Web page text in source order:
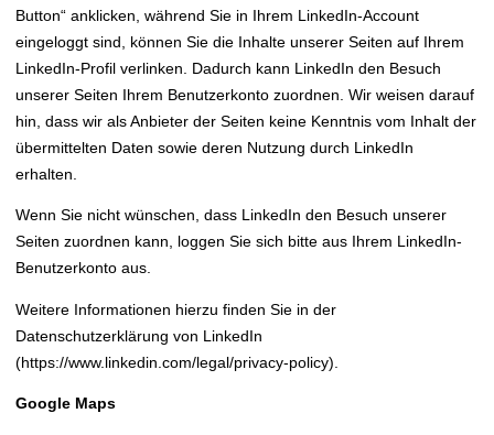
Button“ anklicken, während Sie in Ihrem LinkedIn-Account
eingeloggt sind, können Sie die Inhalte unserer Seiten auf Ihrem
LinkedIn-Profil verlinken. Dadurch kann LinkedIn den Besuch
unserer Seiten Ihrem Benutzerkonto zuordnen. Wir weisen darauf
hin, dass wir als Anbieter der Seiten keine Kenntnis vom Inhalt der
übermittelten Daten sowie deren Nutzung durch LinkedIn
erhalten.
Wenn Sie nicht wünschen, dass LinkedIn den Besuch unserer
Seiten zuordnen kann, loggen Sie sich bitte aus Ihrem LinkedIn-
Benutzerkonto aus.
Weitere Informationen hierzu finden Sie in der
Datenschutzerklärung von LinkedIn
(https://www.linkedin.com/legal/privacy-policy).
Google Maps